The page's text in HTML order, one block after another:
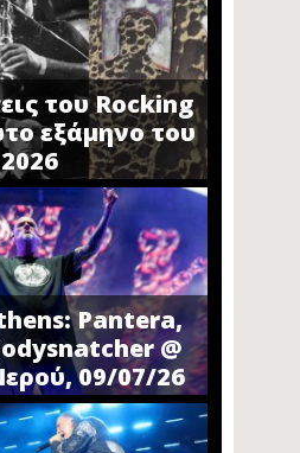
του Rocking
εξάμηνο του
2026
Pantera,
@
09/07/26